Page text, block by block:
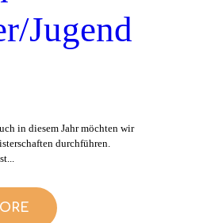
Jugend
in diesem Jahr möchten wir
durchführen.